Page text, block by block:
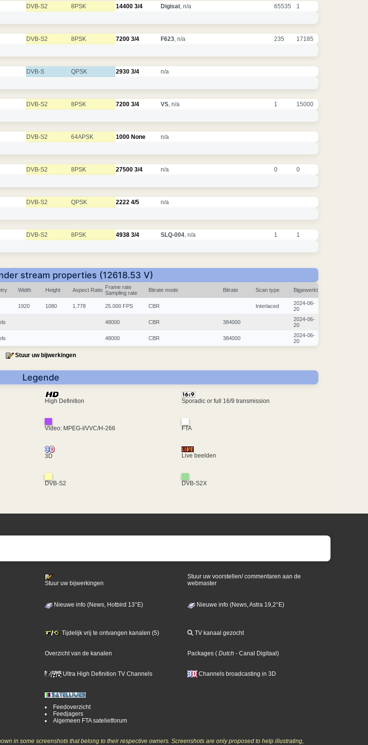
DVB-S2 8PSK 14400 3/4 Digisat, n/a 65535 1
DVB-S2 8PSK 7200 3/4 F623, n/a 235 17185
DVB-S QPSK 2930 3/4 n/a
DVB-S2 8PSK 7200 3/4 VS, n/a 1 15000
DVB-S2 64APSK 1000 None n/a
DVB-S2 8PSK 27500 3/4 n/a 0 0
DVB-S2 QPSK 2222 4/5 n/a
DVB-S2 8PSK 4938 3/4 SLQ-004, n/a 1 1
stream properties (12618.53 V)
Width Height Aspect Ratio Frame rate
Sampling rate
Bitrate mode Bitrate Scan type Bijgewerkt
1920 1080 1.778 25.000 FPS CBR Interlaced
2024-06-
20
48000 CBR 384000
2024-06-
20
48000 CBR 384000
2024-06-
20
Stuur uw bijwerkingen
Legende
High Definition Sporadic or full 16/9 transmission
Video: MPEG-I/VVC/H-266 FTA
3D Live beelden
DVB-S2 DVB-S2X
Stuur uw bijwerkingen
Stuur uw voorstellen/ commentaren aan de
webmaster
Nieuwe info (News, Hotbird 13°E) Nieuwe info (News, Astra 19,2°E)
Tijdelijk vrij te ontvangen kanalen (5) TV kanaal gezocht
Overzicht van de kanalen Packages ( Dutch - Canal Digitaal)
Ultra High Definition TV Channels Channels broadcasting in 3D
Feedoverzicht
Feedjagers
Algemeen FTA satelietforum
in some screenshots that belong to their respective owners. Screenshots are only proposed to help illustrating,